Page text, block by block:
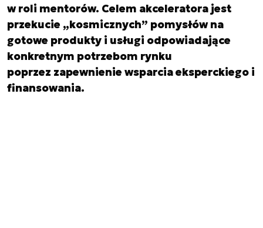
w roli mentorów. Celem akceleratora jest
przekucie „kosmicznych” pomysłów na
gotowe produkty i usługi odpowiadające
konkretnym potrzebom rynku
poprzez zapewnienie wsparcia eksperckiego i
finansowania.